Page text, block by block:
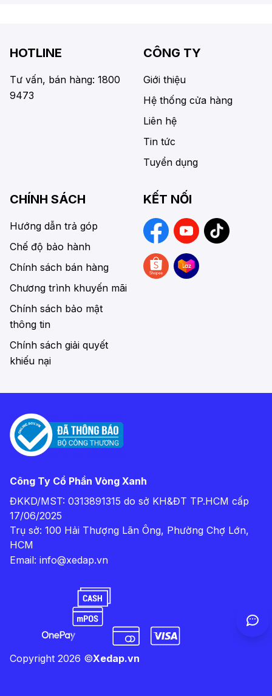
HOTLINE
Tư vấn, bán hàng: 1800
9473
CÔNG TY
Giới thiệu
Hệ thống cửa hàng
Liên hệ
Tin tức
Tuyển dụng
CHÍNH SÁCH
Hướng dẫn trả góp
Chế độ bảo hành
Chính sách bán hàng
Chương trình khuyến mãi
Chính sách bảo mật
thông tin
Chính sách giải quyết
khiếu nại
KẾT NỐI
Công Ty Cổ Phần Vòng Xanh
ĐKKD/MST: 0313891315 do sở KH&ĐT TP.HCM cấp
17/06/2025
Trụ sở: 100 Hải Thượng Lãn Ông, Phường Chợ Lớn,
HCM
Email: info@xedap.vn
Copyright 2026 ©Xedap.vn